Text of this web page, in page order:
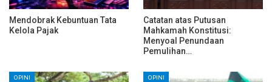
Mendobrak Kebuntuan Tata
Kelola Pajak
Catatan atas Putusan
Mahkamah Konstitusi:
Menyoal Penundaan
Pemulihan…
OPINI OPINI